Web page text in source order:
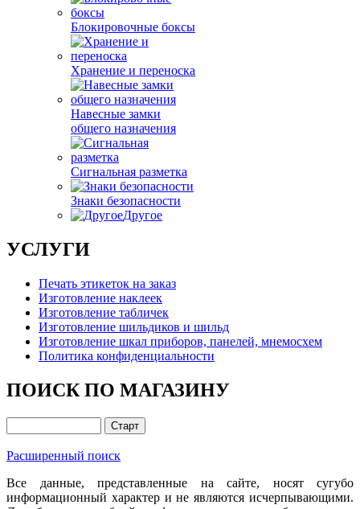
Блокировочные боксы
Хранение и переноска
Навесные замки
общего назначения
Сигнальная разметка
Знаки безопасности
Другое
УСЛУГИ
Печать этикеток на заказ
Изготовление наклеек
Изготовление табличек
Изготовление шильдиков и шильд
Изготовление шкал приборов, панелей, мнемосхем
Политика конфиденциальности
ПОИСК ПО МАГАЗИНУ
Расширенный поиск
Все данные, представленные на сайте, носят сугубо
информационный характер и не являются исчерпывающими.